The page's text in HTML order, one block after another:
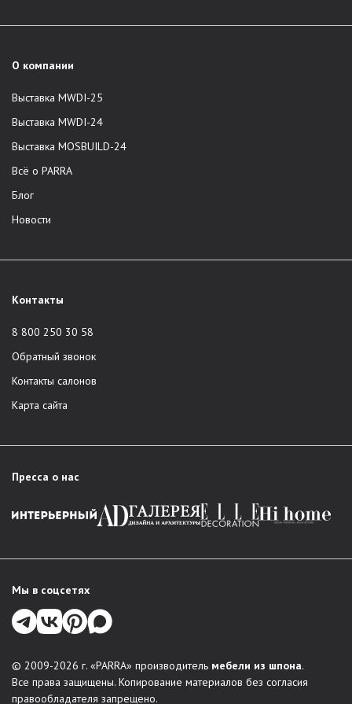
О компании
Выставка MWDI-25
Выставка MWDI-24
Выставка MOSBUILD-24
Всё о PARRA
Блог
Новости
Контакты
8 800 250 30 58
Обратный звонок
Контакты салонов
Карта сайта
Пресса о нас
Мы в соцсетях
© 2009-2026 г. «PARRA» производитель мебели из шпона.
Все права защищены. Копирование материалов без согласия
правообладателя запрещено.